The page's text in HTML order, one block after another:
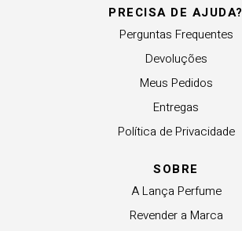
PRECISA DE AJUDA?
Perguntas Frequentes
Devoluções
Meus Pedidos
Entregas
Política de Privacidade
SOBRE
A Lança Perfume
Revender a Marca